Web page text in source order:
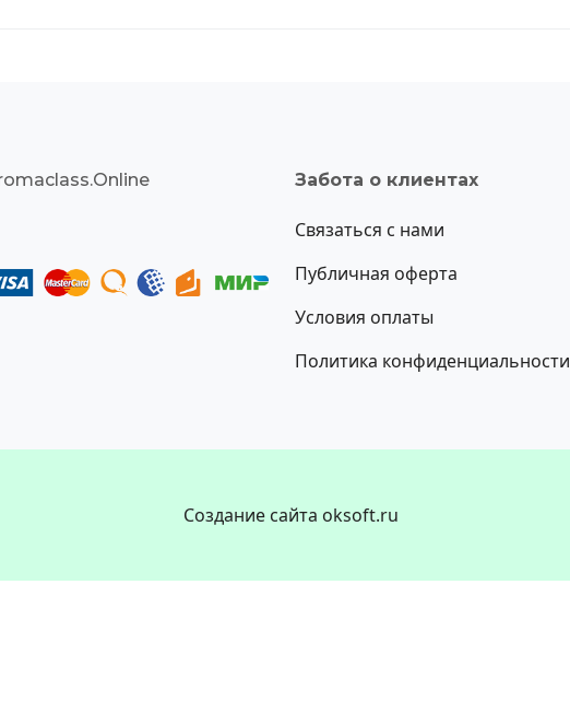
Забота о клиентах
Связаться с нами
Публичная оферта
Условия оплаты
Политика конфиденциальности
Создание сайта oksoft.ru